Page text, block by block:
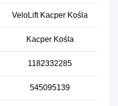
VeloLift Kacper Kośla
Kacper Kośla
1182332285
545095139